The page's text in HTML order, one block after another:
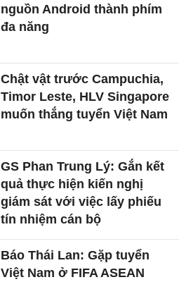
nguồn Android thành phím
đa năng
Chật vật trước Campuchia,
Timor Leste, HLV Singapore
muốn thắng tuyển Việt Nam
GS Phan Trung Lý: Gắn kết
quả thực hiện kiến nghị
giám sát với việc lấy phiếu
tín nhiệm cán bộ
Báo Thái Lan: Gặp tuyển
Việt Nam ở FIFA ASEAN